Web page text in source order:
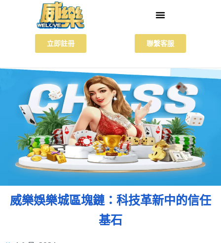
立即註冊 聯繫客服
威樂娛樂城區塊鏈：科技革新中的信任
基石